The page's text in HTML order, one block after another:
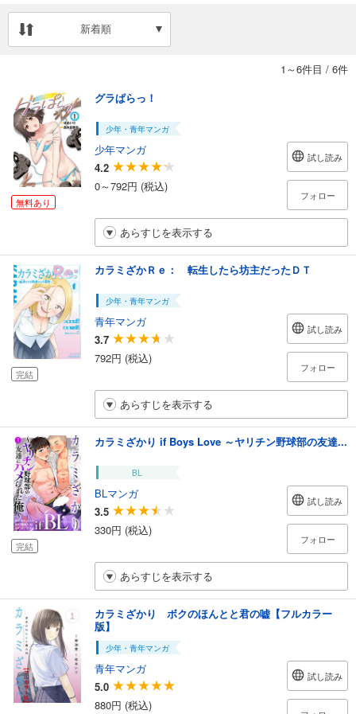
新着順
1～6件目 / 6件
無料あり
グラぱらっ！
少年・青年マンガ
少年マンガ
4.2
0～792円 (税込)
試し読み
フォロー
あらすじを表示する
完結
カラミざかＲｅ： 転生したら坊主だったＤＴ
少年・青年マンガ
青年マンガ
3.7
792円 (税込)
試し読み
フォロー
あらすじを表示する
完結
カラミざかり if Boys Love ～ヤリチン野球部の友達...
BL
BLマンガ
3.5
330円 (税込)
試し読み
フォロー
あらすじを表示する
カラミざかり ボクのほんとと君の嘘【フルカラー
版】
少年・青年マンガ
青年マンガ
5.0
880円 (税込)
試し読み